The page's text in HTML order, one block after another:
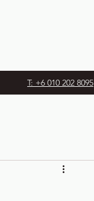
T: +6 010 202 8095